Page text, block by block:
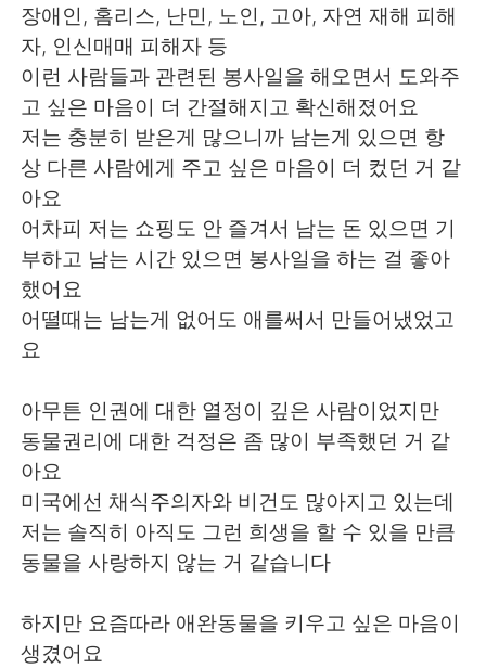
Português
장애인, 홈리스, 난민, 노인, 고아, 자연 재해 피해
자, 인신매매 피해자 등
이런 사람들과 관련된 봉사일을 해오면서 도와주
고 싶은 마음이 더 간절해지고 확신해졌어요
저는 충분히 받은게 많으니까 남는게 있으면 항
상 다른 사람에게 주고 싶은 마음이 더 컸던 거 같
아요
어차피 저는 쇼핑도 안 즐겨서 남는 돈 있으면 기
부하고 남는 시간 있으면 봉사일을 하는 걸 좋아
했어요
어떨때는 남는게 없어도 애를써서 만들어냈었고
요
아무튼 인권에 대한 열정이 깊은 사람이었지만
동물권리에 대한 걱정은 좀 많이 부족했던 거 같
아요
미국에선 채식주의자와 비건도 많아지고 있는데
저는 솔직히 아직도 그런 희생을 할 수 있을 만큼
동물을 사랑하지 않는 거 같습니다
하지만 요즘따라 애완동물을 키우고 싶은 마음이
생겼어요